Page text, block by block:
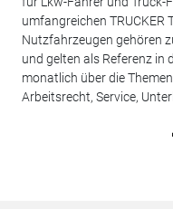
umfangreichen TRUCKER
Nutzfahrzeugen gehören
und gelten als Referenz in
monatlich über die
Arbeitsrecht, Service,